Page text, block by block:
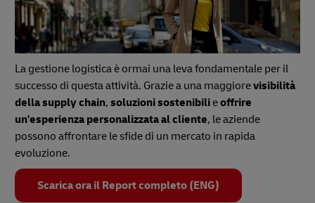
La gestione logistica è ormai una leva fondamentale per il
successo di questa attività. Grazie a una maggiorevisibilità
della supply chain, soluzioni sostenibili eoffrire
un'esperienza personalizzata al cliente, le aziende
possono affrontare le sfide di un mercato in rapida
evoluzione.
Scarica ora il Report completo (ENG)